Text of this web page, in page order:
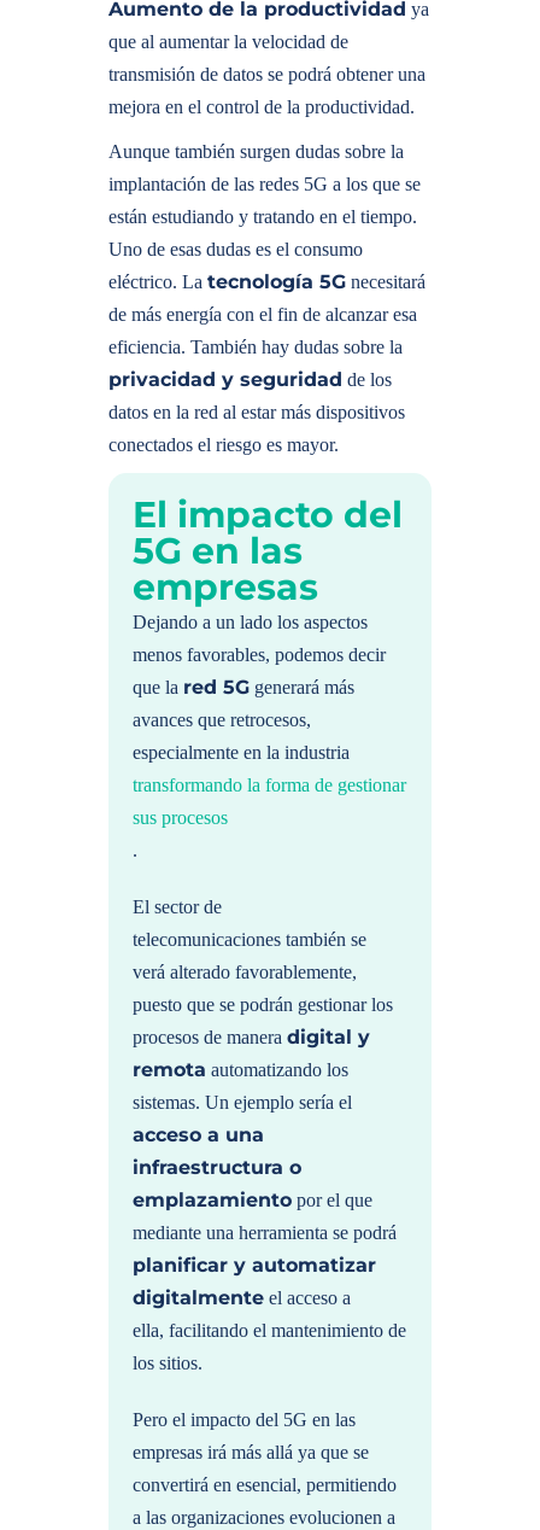
Aumento de la productividad ya
que al aumentar la velocidad de
transmisión de datos se podrá obtener una
mejora en el control de la productividad.
Aunque también surgen dudas sobre la
implantación de las redes 5G a los que se
están estudiando y tratando en el tiempo.
Uno de esas dudas es el consumo
eléctrico. La tecnología 5G necesitará
de más energía con el fin de alcanzar esa
eficiencia. También hay dudas sobre la
privacidad y seguridad de los
datos en la red al estar más dispositivos
conectados el riesgo es mayor.
El impacto del
5G en las
empresas
Dejando a un lado los aspectos
menos favorables, podemos decir
que la red 5G generará más
avances que retrocesos,
especialmente en la industria
transformando la forma de gestionar
sus procesos
.
El sector de
telecomunicaciones también se
verá alterado favorablemente,
puesto que se podrán gestionar los
procesos de manera digital y
remota automatizando los
sistemas. Un ejemplo sería el
acceso a una
infraestructura o
emplazamiento por el que
mediante una herramienta se podrá
planificar y automatizar
digitalmente el acceso a
ella, facilitando el mantenimiento de
los sitios.
Pero el impacto del 5G en las
empresas irá más allá ya que se
convertirá en esencial, permitiendo
a las organizaciones evolucionen a